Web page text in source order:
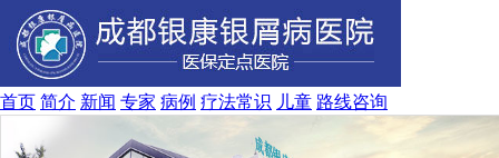
首页 简介 新闻 专家 病例 疗法常识 儿童 路线咨询